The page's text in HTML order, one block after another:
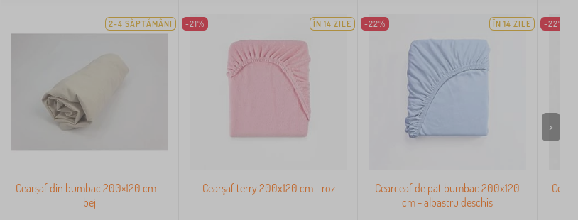
2-4 SĂPTĂMÂNI
Cearșaf din bumbac 200×120 cm –
bej
-21% ÎN 14 ZILE
Cearşaf terry 200x120 cm - roz
-22% ÎN 14 ZILE
Cearceaf de pat bumbac 200x120
cm - albastru deschis
-22%
>